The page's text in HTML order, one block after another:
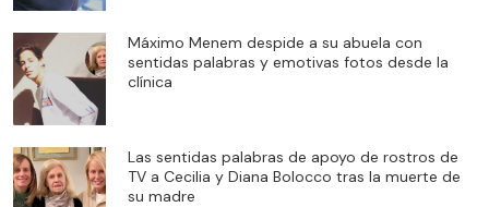
Máximo Menem despide a su abuela con
sentidas palabras y emotivas fotos desde la
clínica
Las sentidas palabras de apoyo de rostros de
TV a Cecilia y Diana Bolocco tras la muerte de
su madre